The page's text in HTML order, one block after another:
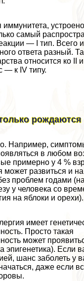
иммунитета,
самый
— I тип. Всего
ответа разный.
относится ко II
— к IV типу.
рождаются
Например,
в любом
примерно у 4 %
может развиться и
проблем годами
у человека со
на яблоки и орехи).
имеет
Просто такая
может
эпигенетика). Если
шанс заболеть у
даже если